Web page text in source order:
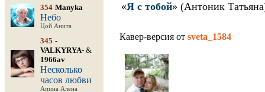
354 Manyka
Небо
Цой Анита
345 -
VALKYRYA- &
1966av
Несколько
часов любви
Апина Алена
«Я с тобой» (Антоник
Кавер-версия от sveta_1584